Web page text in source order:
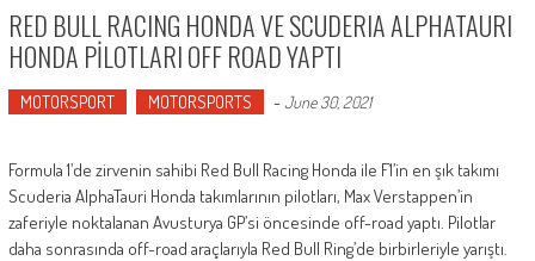
RED BULL RACING HONDA VE SCUDERIA ALPHATAURI
HONDA PİLOTLARI OFF ROAD YAPTI
MOTORSPORT MOTORSPORTS -June 30, 2021
Formula 1’de zirvenin sahibi Red Bull Racing Honda ile F1’in en şık takımı
Scuderia AlphaTauri Honda takımlarının pilotları, Max Verstappen’in
zaferiyle noktalanan Avusturya GP’si öncesinde off-road yaptı. Pilotlar
daha sonrasında off-road araçlarıyla Red Bull Ring’de birbirleriyle yarıştı.